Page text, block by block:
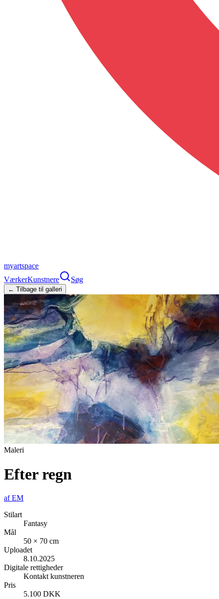
myartspace
VærkerKunstnere Søg
← Tilbage til galleri
Maleri
Efter regn
afEM
Stilart
Fantasy
Mål
50 × 70 cm
Uploadet
8.10.2025
Digitale rettigheder
Kontakt kunstneren
Pris
5.100 DKK